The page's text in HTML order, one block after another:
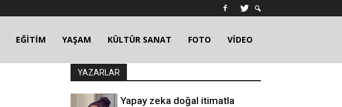
EĞİTİM YAŞAM KÜLTÜR SANAT FOTO VİDEO
YAZARLAR
Yapay zeka doğal itimatla